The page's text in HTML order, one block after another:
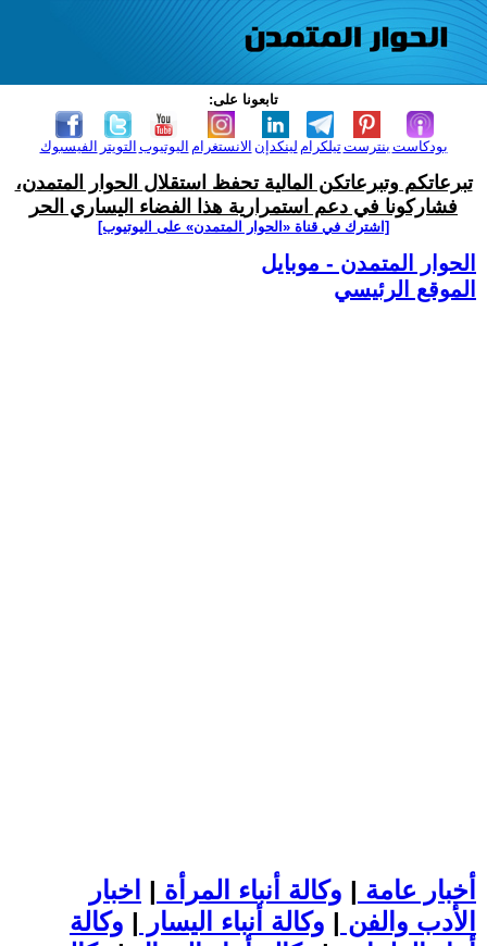
تابعونا على:
الفيسبوك التويتر اليوتيوب الانستغرام لينكدإن تيلكرامبنترست بودكاست
تبرعاتكم وتبرعاتكن المالية تحفظ استقلال الحوار المتمدن،
فشاركونا في دعم استمرارية هذا الفضاء اليساري الحر
[اشترك في قناة ‫«الحوار المتمدن» على اليوتيوب]
الحوار المتمدن - موبايل
الموقع الرئيسي
أخبار عامة | وكالة أنباء المرأة | اخبار
الأدب والفن | وكالة أنباء اليسار | وكالة